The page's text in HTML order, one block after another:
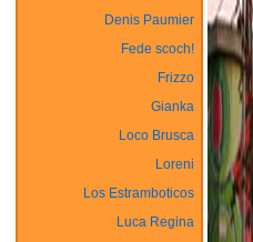
Denis Paumier
Fede scoch!
Frizzo
Gianka
Loco Brusca
Loreni
Los Estramboticos
Luca Regina